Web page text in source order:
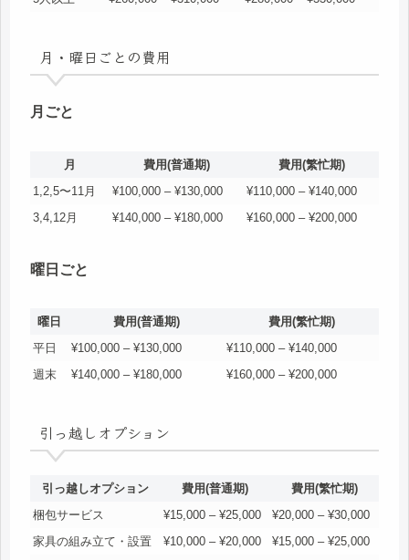
月・曜日ごとの費用
月ごと
月 費用(普通期)
費用(繁忙期)
1,2,5〜11月
¥100,000 – ¥130,000
¥110,000 – ¥140,000
3,4,12月
¥140,000 – ¥180,000 ¥160,000 – ¥200,000
曜日ごと
曜日 費用(普通期)
費用(繁忙期)
平日
¥100,000 – ¥130,000
¥110,000 – ¥140,000
週末
¥140,000 – ¥180,000 ¥160,000 – ¥200,000
引っ越しオプション
引っ越しオプション 費用(普通期)
費用(繁忙期)
梱包サービス
¥15,000 – ¥25,000
¥20,000 – ¥30,000
家具の組み立て・設置
¥10,000 – ¥20,000
¥15,000 – ¥25,000